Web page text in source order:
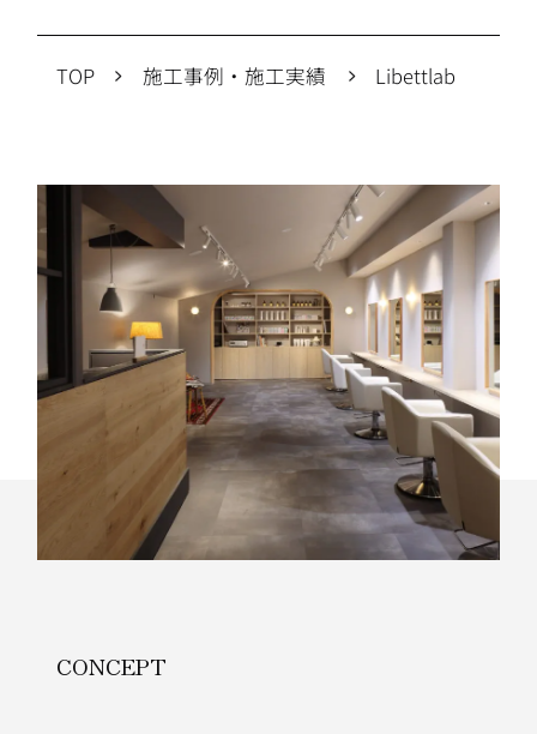
TOP 施工事例・施工実績 Libettlab
施工コンセプト